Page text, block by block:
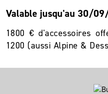
Valable jusqu'au 30/
1800 € d'accessoires
1200 (aussi Alpine &